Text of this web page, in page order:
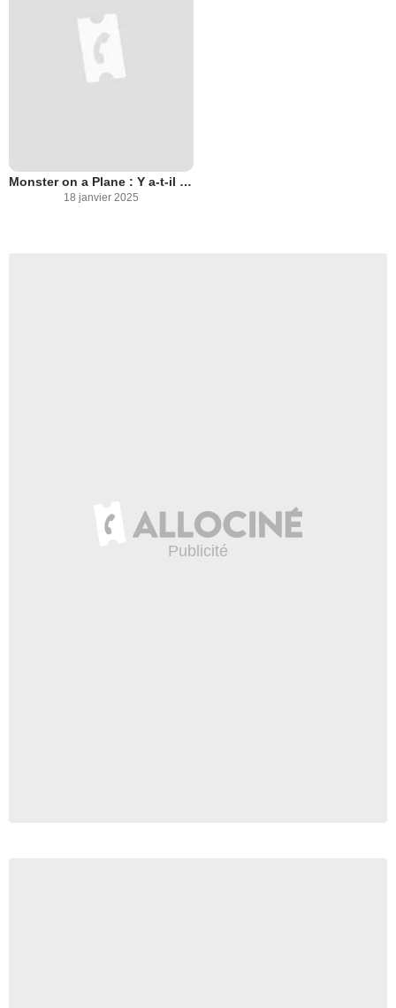
Monster on a Plane : Y a-t-il un monstre dans l'avion ?
18 janvier 2025